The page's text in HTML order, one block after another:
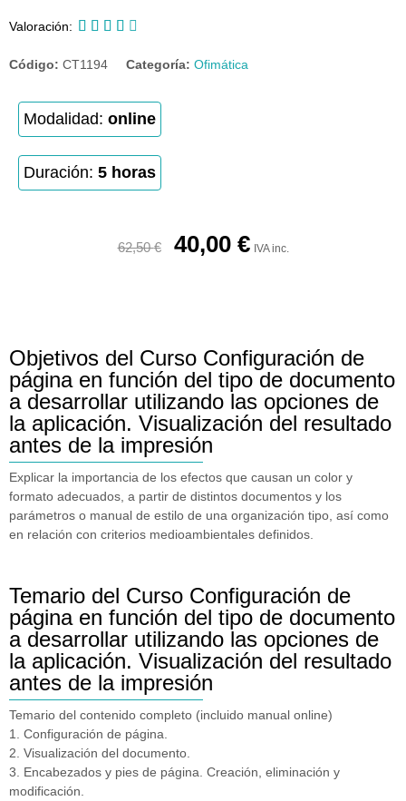
Valoración:     
Código: CT1194 Categoría: Ofimática
Modalidad: online
Duración: 5 horas
62,50€ 40,00 € IVA inc.
Objetivos del Curso Configuración de
página en función del tipo de documento
a desarrollar utilizando las opciones de
la aplicación. Visualización del resultado
antes de la impresión
Explicar la importancia de los efectos que causan un color y
formato adecuados, a partir de distintos documentos y los
parámetros o manual de estilo de una organización tipo, así como
en relación con criterios medioambientales definidos.
Temario del Curso Configuración de
página en función del tipo de documento
a desarrollar utilizando las opciones de
la aplicación. Visualización del resultado
antes de la impresión
Temario del contenido completo (incluido manual online)
1. Configuración de página.
2. Visualización del documento.
3. Encabezados y pies de página. Creación, eliminación y
modificación.